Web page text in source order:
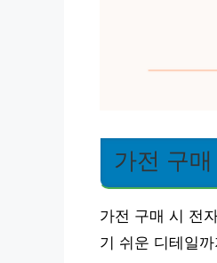
가전 구
가전 구매 시 전
기 쉬운 디테일